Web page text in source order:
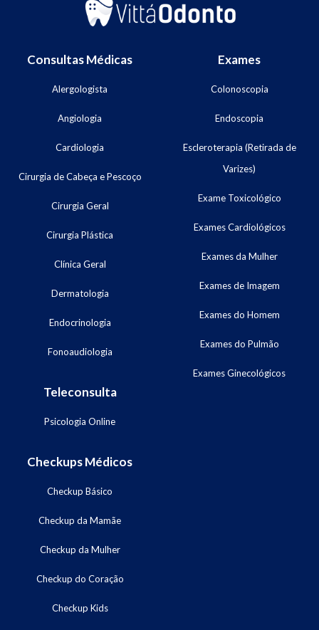
Consultas Médicas
Alergologista
Angiologia
Cardiologia
Cirurgia de Cabeça e Pescoço
Cirurgia Geral
Cirurgia Plástica
Clínica Geral
Dermatologia
Endocrinologia
Fonoaudiologia
Teleconsulta
Psicologia Online
Exames
Colonoscopia
Endoscopia
Escleroterapia (Retirada de
Varizes)
Exame Toxicológico
Exames Cardiológicos
Exames da Mulher
Exames de Imagem
Exames do Homem
Exames do Pulmão
Exames Ginecológicos
Checkups Médicos
Checkup Básico
Checkup da Mamãe
Checkup da Mulher
Checkup do Coração
Checkup Kids